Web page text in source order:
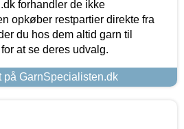
forhandler de ikke
opkøber restpartier direkte fra
du hos dem altid garn til
at se deres udvalg.
på GarnSpecialisten.dk